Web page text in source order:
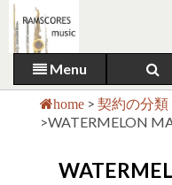
Menu
home > 契約の分類
>WATERMELON